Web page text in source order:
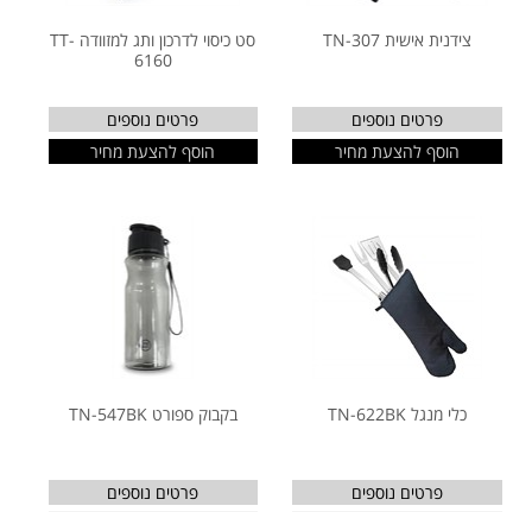
צידנית אישית TN-307
פרטים נוספים
הוסף להצעת מחיר
סט כיסוי לדרכון ותג למזוודה TT-
6160
פרטים נוספים
הוסף להצעת מחיר
כלי מנגל TN-622BK
פרטים נוספים
בקבוק ספורט TN-547BK
פרטים נוספים